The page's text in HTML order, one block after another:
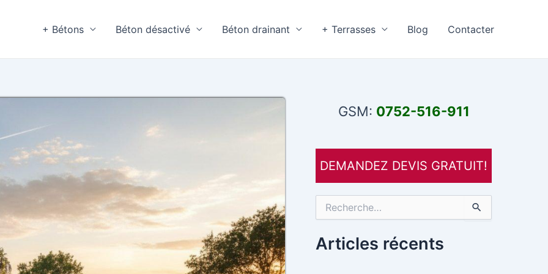
+ Bétons Béton désactivé Béton drainant + Terrasses Blog Contacter
GSM: 0752-516-911
DEMANDEZ DEVIS GRATUIT!
h
e
Articles récents